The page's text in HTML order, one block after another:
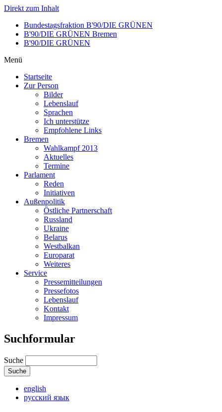
Direkt zum Inhalt
Bundestagsfraktion B'90/DIE GRÜNEN
B'90/DIE GRÜNEN Bremen
B'90/DIE GRÜNEN
Menü
Startseite
Zur Person
Bilder
Lebenslauf
Sprachen
Ich unterstütze
Empfohlene Links
Bremen
Wahlkampf 2013
Aktuelles
Termine
Parlament
Reden
Initiativen
Außenpolitik
Östliche Partnerschaft
Russland
Ukraine
Belarus
Westbalkan
Europarat
Weiteres
Service
Pressemitteilungen
Pressefotos
Lebenslauf
Kontakt
Impressum
Suchformular
Suche
english
русский язык